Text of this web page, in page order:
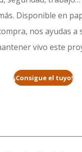
Disponible en
nos ayudas a
vivo este
¡Consigue el tuyo!